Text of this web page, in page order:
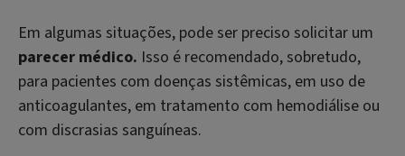
Em algumas situações, pode ser preciso solicitar um
parecer médico. Isso é recomendado, sobretudo,
para pacientes com doenças sistêmicas, em uso de
anticoagulantes, em tratamento com hemodiálise ou
com discrasias sanguíneas.